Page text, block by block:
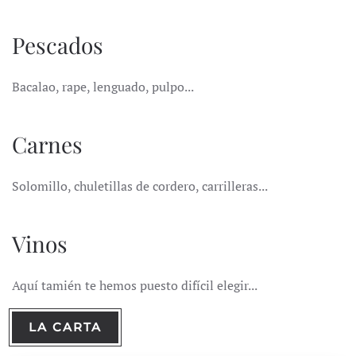
Pescados
Bacalao, rape, lenguado, pulpo...
Carnes
Solomillo, chuletillas de cordero, carrilleras...
Vinos
Aquí tamién te hemos puesto difícil elegir...
LA CARTA